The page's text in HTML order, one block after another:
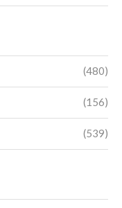
(480)
(156)
(539)